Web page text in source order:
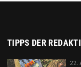
TIPPS DER
22.